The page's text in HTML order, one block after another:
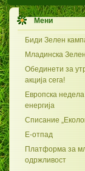
Мени
Биди Зелен
Младинска
Обединети за
акција сега!
Европска
енергија
Списание
Е-отпад
Платформа за
одржливост